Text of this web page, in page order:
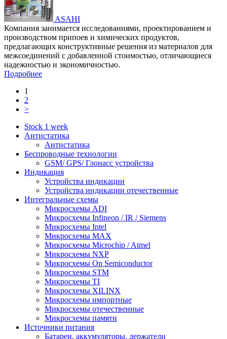
ASAHI
Компания занимается исследованиями, проектированием и
производством припоев и химических продуктов,
предлагающих конструктивные решения из материалов для
межсоединений с добавленной стоимостью, отличающиеся
надежностью и экономичностью.
Подробнее
1
2
>
Stock 1 week
Антистатика
Антистатика
Беспроводные технологии
GSM/ GPS/ Глонасс устройства
Индикация
Устройства индикации
Устройства индикации отечественные
Интегральные схемы
Микросхемы ADI
Микросхемы Infineon / IR / Siemens
Микросхемы Intel
Микросхемы MAX
Микросхемы Microchip / Atmel
Микросхемы NXP
Микросхемы On Semiconductor
Микросхемы STM
Микросхемы TI
Микросхемы XILINX
Микросхемы импортные
Микросхемы отечественные
Микросхемы памяти
Источники питания
Батареи, аккумуляторы, держатели